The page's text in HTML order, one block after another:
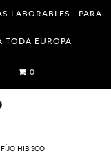
LABORABLES | PARA
TODA EUROPA
0
HIBISCO